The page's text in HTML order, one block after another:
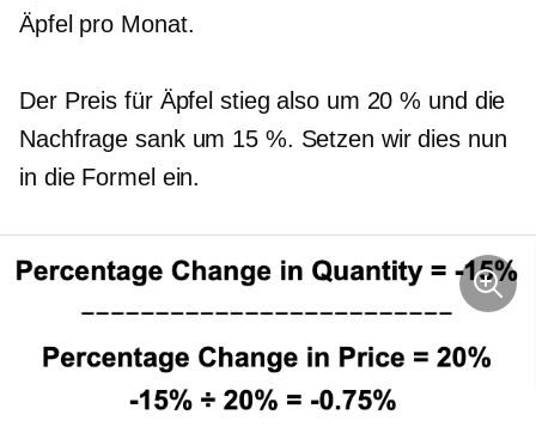
Äpfel pro Monat.
Der Preis für Äpfel stieg also um 20 % und die
Nachfrage sank um 15 %. Setzen wir dies nun
in die Formel ein.